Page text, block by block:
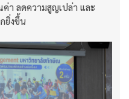
ค่า ลดความสูญเปล่า และ
ยิ่งขึ้น